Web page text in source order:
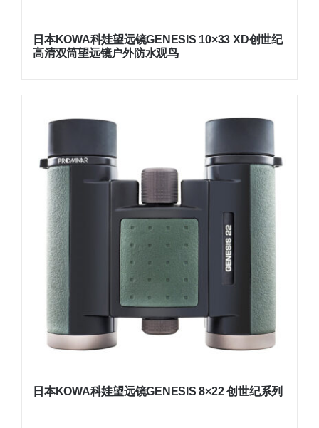
日本KOWA科娃望远镜GENESIS 10×33 XD创世纪
高清双筒望远镜户外防水观鸟
日本KOWA科娃望远镜GENESIS 8×22 创世纪系列